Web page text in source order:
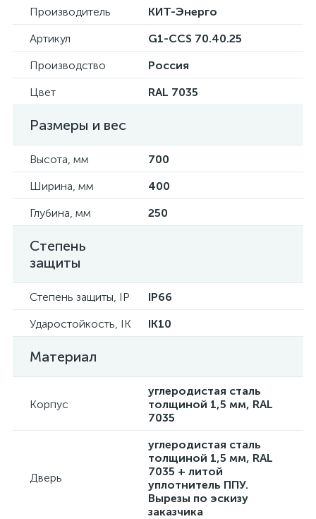
Производитель
КИТ-Энерго
Артикул
G1-CCS 70.40.25
Производство
Россия
Цвет
RAL 7035
Размеры и вес
Высота, мм
700
Ширина, мм
400
Глубина, мм
250
Степень
защиты
Степень защиты, IP
IP66
Ударостойкость, IK
IK10
Материал
Корпус
углеродистая сталь
толщиной 1,5 мм, RAL
7035
Дверь
углеродистая сталь
толщиной 1,5 мм, RAL
7035 + литой
уплотнитель ППУ.
Вырезы по эскизу
заказчика